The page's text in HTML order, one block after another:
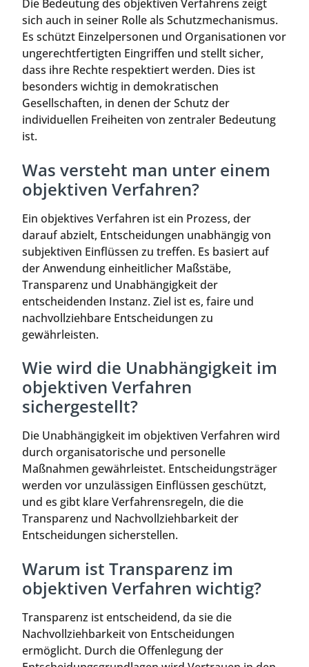
Die Bedeutung des objektiven Verfahrens zeigt
sich auch in seiner Rolle als Schutzmechanismus.
Es schützt Einzelpersonen und Organisationen vor
ungerechtfertigten Eingriffen und stellt sicher,
dass ihre Rechte respektiert werden. Dies ist
besonders wichtig in demokratischen
Gesellschaften, in denen der Schutz der
individuellen Freiheiten von zentraler Bedeutung
ist.
Was versteht man unter einem
objektiven Verfahren?
Ein objektives Verfahren ist ein Prozess, der
darauf abzielt, Entscheidungen unabhängig von
subjektiven Einflüssen zu treffen. Es basiert auf
der Anwendung einheitlicher Maßstäbe,
Transparenz und Unabhängigkeit der
entscheidenden Instanz. Ziel ist es, faire und
nachvollziehbare Entscheidungen zu
gewährleisten.
Wie wird die Unabhängigkeit im
objektiven Verfahren
sichergestellt?
Die Unabhängigkeit im objektiven Verfahren wird
durch organisatorische und personelle
Maßnahmen gewährleistet. Entscheidungsträger
werden vor unzulässigen Einflüssen geschützt,
und es gibt klare Verfahrensregeln, die die
Transparenz und Nachvollziehbarkeit der
Entscheidungen sicherstellen.
Warum ist Transparenz im
objektiven Verfahren wichtig?
Transparenz ist entscheidend, da sie die
Nachvollziehbarkeit von Entscheidungen
ermöglicht. Durch die Offenlegung der